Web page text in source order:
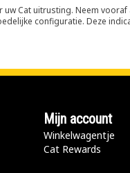
Cat uitrusting. Neem
configuratie. Deze
Mijn account
Winkelwagentje
Cat Rewards